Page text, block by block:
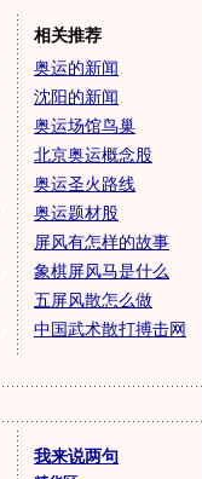
相关推荐
奥运的新闻
沈阳的新闻
奥运场馆鸟巢
北京奥运概念股
奥运圣火路线
奥运题材股
屏风有怎样的故事
象棋屏风马是什么
五屏风散怎么做
中国武术散打搏击网
我来说两句